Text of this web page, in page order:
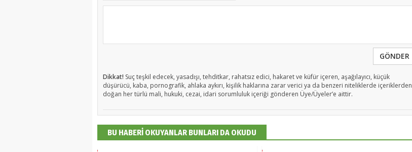
GÖNDER
Dikkat! Suç teşkil edecek, yasadışı, tehditkar, rahatsız edici, hakaret ve küfür içeren, aşağılayıcı, küçük
düşürücü, kaba, pornografik, ahlaka aykırı, kişilik haklarına zarar verici ya da benzeri niteliklerde içeriklerden
doğan her türlü mali, hukuki, cezai, idari sorumluluk içeriği gönderen Üye/Üyeler’e aittir.
BU HABERİ OKUYANLAR BUNLARI DA OKUDU